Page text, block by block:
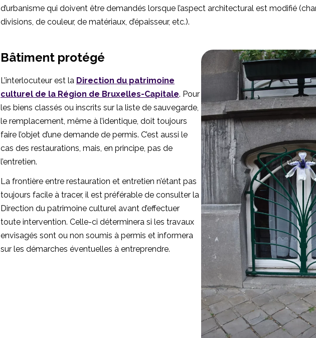
d’urbanisme qui doivent être demandés lorsque l’aspect architectural est modifié
divisions, de couleur, de matériaux, d’épaisseur, etc.).
Bâtiment protégé
L’interlocuteur est la Direction du patrimoine
culturel de la Région de Bruxelles-Capitale. Pour
les biens classés ou inscrits sur la liste de sauvegarde,
le remplacement, même à l’identique, doit toujours
faire l’objet d’une demande de permis. C’est aussi le
cas des restaurations, mais, en principe, pas de
l’entretien.
La frontière entre restauration et entretien n’étant pas
toujours facile à tracer, il est préférable de consulter la
Direction du patrimoine culturel avant d’effectuer
toute intervention. Celle-ci déterminera si les travaux
envisagés sont ou non soumis à permis et informera
sur les démarches éventuelles à entreprendre.